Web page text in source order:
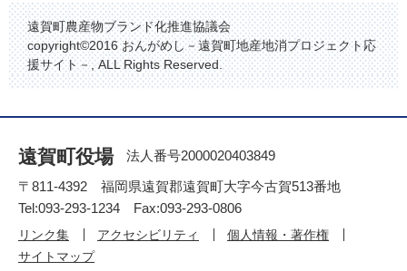
遠賀町農産物ブランド化推進協議会
copyright©2016 おんがめし－遠賀町地産地消プロジェクト応
援サイト－, ALL Rights Reserved.
遠賀町役場
法人番号2000020403849
〒811-4392 福岡県遠賀郡遠賀町大字今古賀513番地
Tel:093-293-1234 Fax:093-293-0806
リンク集 アクセシビリティ
個人情報・著作権
サイトマップ